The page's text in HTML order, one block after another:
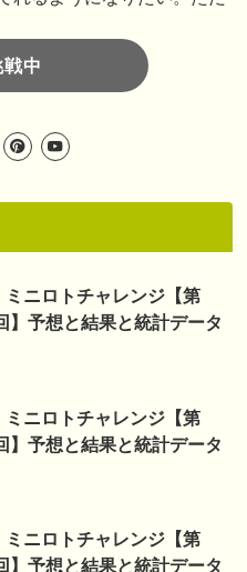
中
ミニロトチャレンジ【第
】予想と結果と統計データ
ミニロトチャレンジ【第
】予想と結果と統計データ
ミニロトチャレンジ【第
】予想と結果と統計データ